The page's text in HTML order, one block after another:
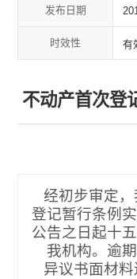
发布日期
时效性 有
不动产首次登
经初步审定
登记暂行条例
公告之日起十
我机构。逾
异议书面材